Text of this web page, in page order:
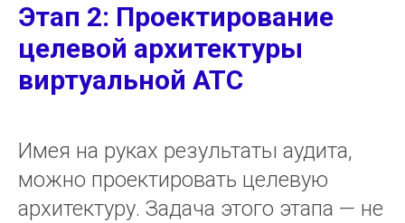
Этап 2: Проектирование
целевой архитектуры
виртуальной АТС
Имея на руках результаты аудита,
можно проектировать целевую
архитектуру. Задача этого этапа — не